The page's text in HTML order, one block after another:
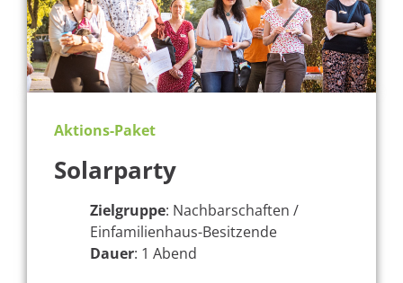
Aktions-Paket
Solarparty
Zielgruppe: Nachbarschaften /
Einfamilienhaus-Besitzende
Dauer: 1 Abend